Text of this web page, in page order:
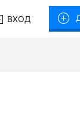
ВХОД